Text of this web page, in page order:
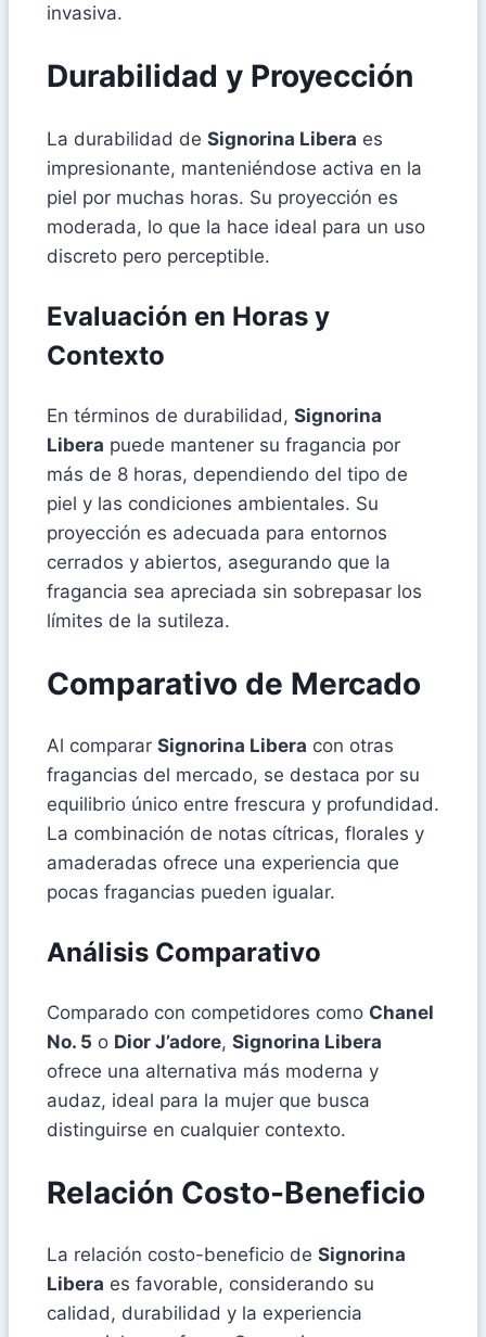
invasiva.
Durabilidad y Proyección
La durabilidad de Signorina Libera es
impresionante, manteniéndose activa en la
piel por muchas horas. Su proyección es
moderada, lo que la hace ideal para un uso
discreto pero perceptible.
Evaluación en Horas y
Contexto
En términos de durabilidad, Signorina
Libera puede mantener su fragancia por
más de 8 horas, dependiendo del tipo de
piel y las condiciones ambientales. Su
proyección es adecuada para entornos
cerrados y abiertos, asegurando que la
fragancia sea apreciada sin sobrepasar los
límites de la sutileza.
Comparativo de Mercado
Al comparar Signorina Libera con otras
fragancias del mercado, se destaca por su
equilibrio único entre frescura y profundidad.
La combinación de notas cítricas, florales y
amaderadas ofrece una experiencia que
pocas fragancias pueden igualar.
Análisis Comparativo
Comparado con competidores como Chanel
No. 5 o Dior J’adore, Signorina Libera
ofrece una alternativa más moderna y
audaz, ideal para la mujer que busca
distinguirse en cualquier contexto.
Relación Costo-Beneficio
La relación costo-beneficio de Signorina
Libera es favorable, considerando su
calidad, durabilidad y la experiencia